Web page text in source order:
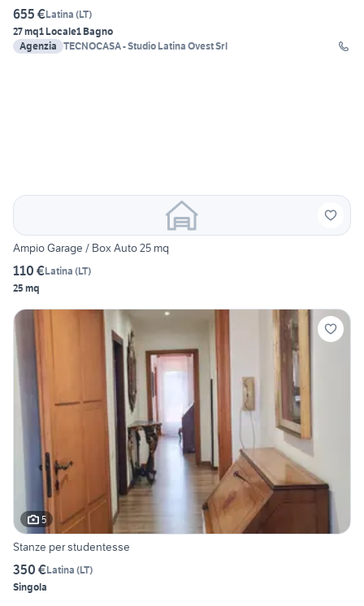
655 €Latina (LT)
27 mq1 Locale1 Bagno
Agenzia TECNOCASA - Studio Latina Ovest Srl
Ampio Garage / Box Auto 25 mq
110 €Latina (LT)
25 mq
5
Stanze per studentesse
350 €Latina (LT)
Singola